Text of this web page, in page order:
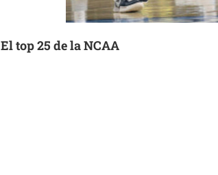
El top 25 de la NCAA